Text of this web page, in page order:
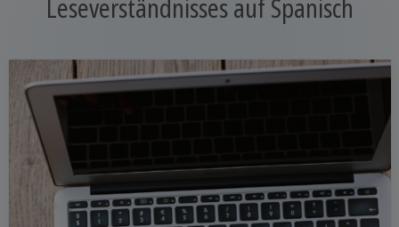
Leseverständnisses auf Spanisch